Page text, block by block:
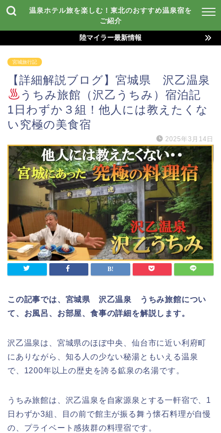
温泉ホテル旅を楽しむ！東北のおすすめ温泉宿を
ご紹介
陸マイラー最新情報
宮城旅行記
【詳細解説ブログ】宮城県 沢乙温泉
うちみ旅館（沢乙うちみ）宿泊記
1日わずか３組！他人には教えたくな
い究極の美食宿
2025年3月14日
この記事では、宮城県 沢乙温泉 うちみ旅館につい
て、お風呂、お部屋、食事の詳細を解説します。
沢乙温泉は、宮城県のほぼ中央、仙台市に近い利府町
にありながら、知る人の少ない秘湯ともいえる温泉
で、1200年以上の歴史を誇る鉱泉の名湯です。
うちみ旅館は、沢乙温泉を自家源泉とする一軒宿で、1
日わずか3組、目の前で館主が振る舞う懐石料理が自慢
の、プライベート感抜群の料理宿です。